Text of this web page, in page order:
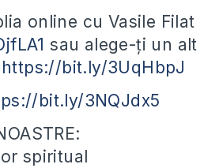
online cu Vasile Filat
sau alege-ți un alt
https://bit.ly/3UqHbpJ
bit.ly/3NQJdx5
spiritual